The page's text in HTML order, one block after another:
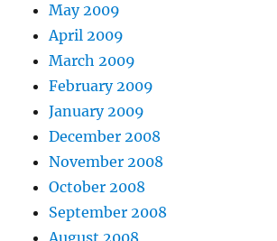
May 2009
April 2009
March 2009
February 2009
January 2009
December 2008
November 2008
October 2008
September 2008